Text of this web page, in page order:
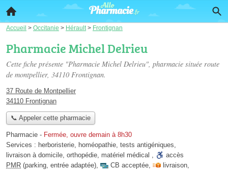
Accueil > Occitanie > Hérault > Frontignan
Pharmacie Michel Delrieu
Cette fiche présente "Pharmacie Michel Delrieu", pharmacie située route
de montpellier, 34110 Frontignan.
37 Route de Montpellier
34110 Frontignan
📞 Appeler cette pharmacie
Pharmacie - Fermée, ouvre demain à 8h30
Services : herboristerie, homéopathie, tests antigéniques,
livraison à domicile, orthopédie, matériel médical ,
accès
PMR (parking, entrée adaptée), CB acceptée, livraison,